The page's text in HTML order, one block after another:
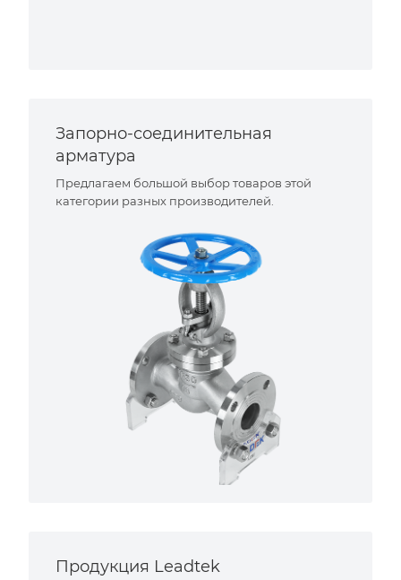
Запорно-соединительная
арматура
Предлагаем большой выбор товаров этой
категории разных производителей.
Продукция Leadtek